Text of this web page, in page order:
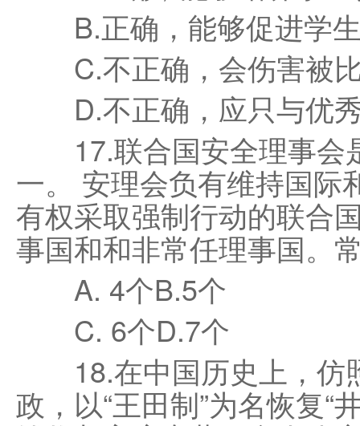
B.正确，能够促进学
C.不正确，会伤害被
D.不正确，应只与优
17.联合国安全理事会
一。 安理会负有维持国际
有权采取强制行动的联合
事国和和非常任理事国。
A. 4个B.5个
C. 6个D.7个
18.在中国历史上，仿
政，以“王田制”为名恢复“